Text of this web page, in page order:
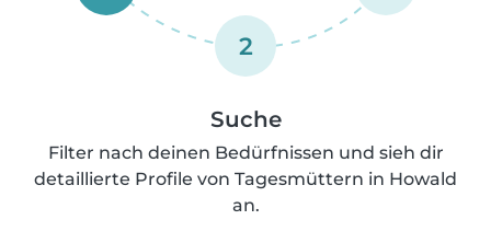
2
Suche
Filter nach deinen Bedürfnissen und sieh dir
detaillierte Profile von Tagesmüttern in Howald
an.